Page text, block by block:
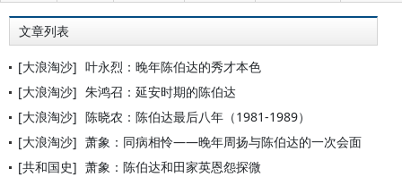
文章列表
[大浪淘沙] 叶永烈：晚年陈伯达的秀才本色
[大浪淘沙] 朱鸿召：延安时期的陈伯达
[大浪淘沙] 陈晓农：陈伯达最后八年（1981-1989）
[大浪淘沙] 萧象：同病相怜——晚年周扬与陈伯达的一次会面
[共和国史] 萧象：陈伯达和田家英恩怨探微